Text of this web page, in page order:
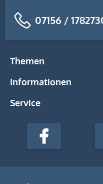
07156 /
Themen
Informationen
Service
stempel-
Media
Facebook